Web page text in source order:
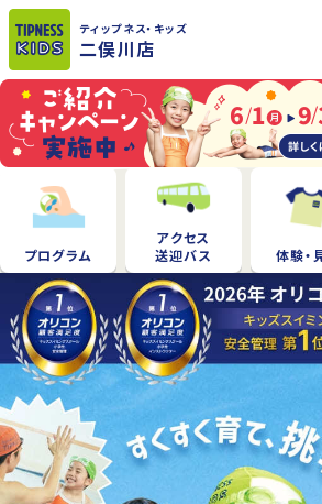
ティップネス・キッズ
二俣川店
プログラム
アクセス
送迎バス
体験・